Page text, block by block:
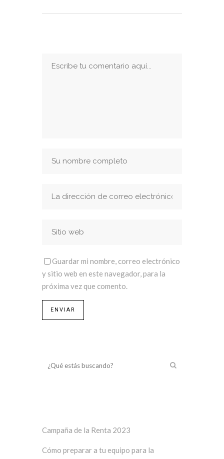
Guardar mi nombre, correo electrónico
y sitio web en este navegador, para la
próxima vez que comento.
Campaña de la Renta 2023
Cómo preparar a tu equipo para la